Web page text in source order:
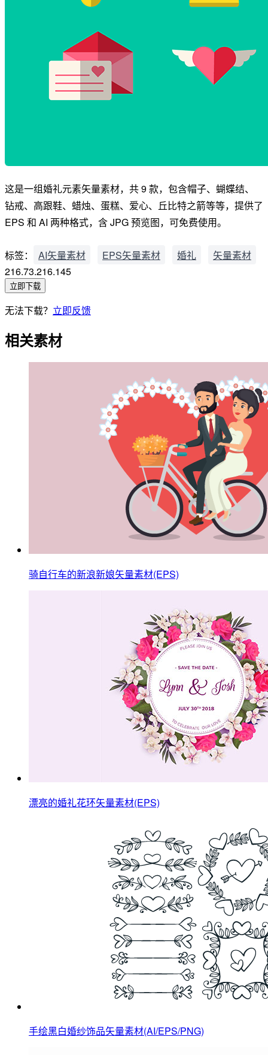
这是一组婚礼元素矢量素材，共 9 款，包含帽子、蝴蝶结、
钻戒、高跟鞋、蜡烛、蛋糕、爱心、丘比特之箭等等，提供了
EPS 和 AI 两种格式，含 JPG 预览图，可免费使用。
标签： AI矢量素材 EPS矢量素材 婚礼
矢量素材
216.73.216.145
立即下载
无法下载？ 立即反馈
相关素材
骑自行车的新浪新娘矢量素材(EPS)
漂亮的婚礼花环矢量素材(EPS)
手绘黑白婚纱饰品矢量素材(AI/EPS/PNG)